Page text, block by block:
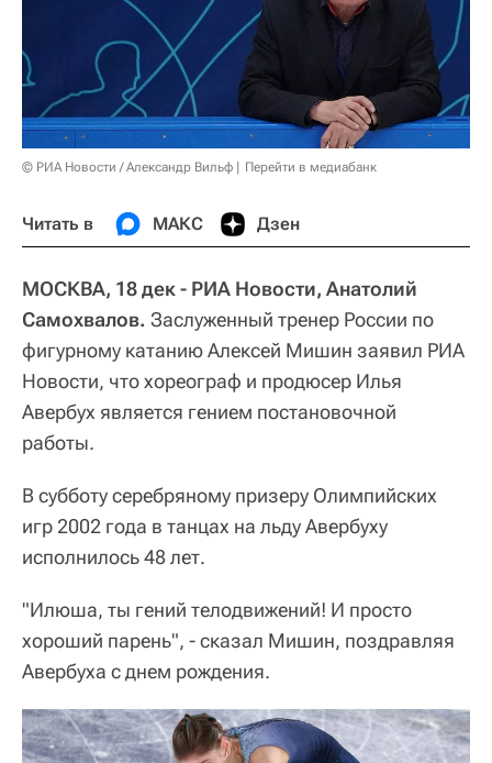
© РИА Новости / Александр Вильф Перейти в медиабанк
Читать в МАКС Дзен
МОСКВА, 18 дек - РИА Новости, Анатолий
Самохвалов. Заслуженный тренер России по
фигурному катанию Алексей Мишин заявил РИА
Новости, что хореограф и продюсер Илья
Авербух является гением постановочной
работы.
В субботу серебряному призеру Олимпийских
игр 2002 года в танцах на льду Авербуху
исполнилось 48 лет.
"Илюша, ты гений телодвижений! И просто
хороший парень", - сказал Мишин, поздравляя
Авербуха с днем рождения.